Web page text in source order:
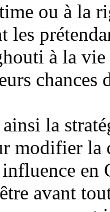
ou à la
les
à la
la
modifier la
en
avant